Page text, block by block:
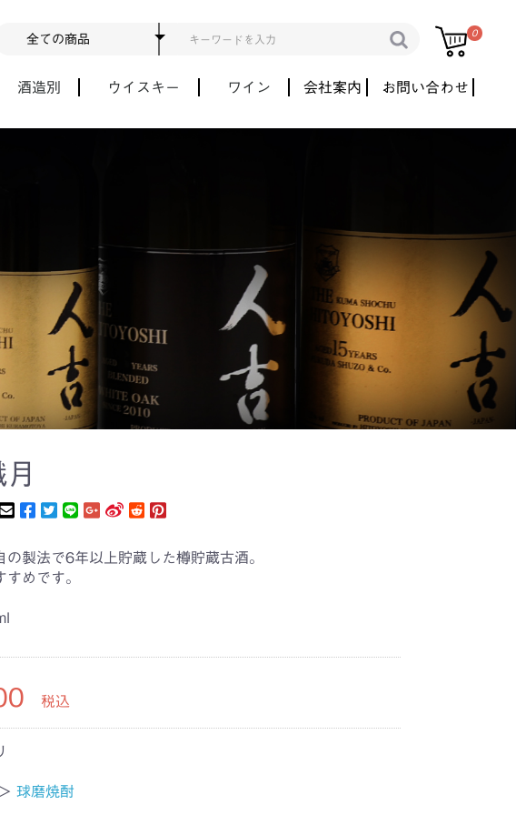
0
焼酎
キュール等）
酎
酒造別
森伊蔵酒造
川越酒造場
三岳酒造
中村酒造場
村尾酒造
大海酒造
本坊酒造
大口酒造
瑞鷹株式会社
大和一酒造元
亀萬酒造
四ツ谷酒造
富田酒造場
甲斐商店
堤酒造
六調子酒造
鳥飼酒造
高田酒造場
白玉醸造
東酒造
福田酒造
吉永酒造
大石酒造場
明石酒造
寿福酒造場
深野酒造
那須酒造場
さつま無双
林酒造場
八千代伝酒造
恒松酒造
高橋酒造
房の露
繊月酒造
松の泉酒造
常楽酒造
木下醸造所
太久保酒造
豊永酒造
ウイスキー ワイン 会社案内 お問い合わせ
の製法で6年以上貯蔵した樽貯蔵古酒。
すめです。
税込
＞ 球磨焼酎